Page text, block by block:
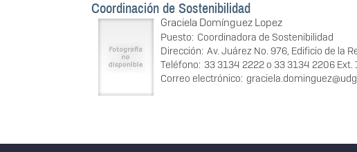
Coordinación de Sostenibilidad
Graciela Domínguez Lopez
Puesto: Coordinadora de Sostenibilidad
Dirección: Av. Juárez No. 976, Edificio de la
Teléfono: 33 3134 2222 o 33 3134 2206 Ext.
Correo electrónico: